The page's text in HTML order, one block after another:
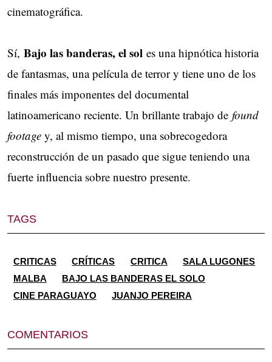
cinematográfica.
Sí, Bajo las banderas, el sol es una hipnótica historia
de fantasmas, una película de terror y tiene uno de los
finales más imponentes del documental
latinoamericano reciente. Un brillante trabajo de found
footage y, al mismo tiempo, una sobrecogedora
reconstrucción de un pasado que sigue teniendo una
fuerte influencia sobre nuestro presente.
TAGS
CRITICAS CRÍTICAS CRITICA
SALA LUGONES
MALBA
BAJO LAS BANDERAS EL SOLO
CINE PARAGUAYO
JUANJO PEREIRA
COMENTARIOS